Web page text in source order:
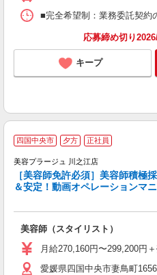
■完全希望制：業務委託契
応募締め切り
キープ
四国中央市 夕方 正社員
美容プラージュ 川之江店
［美容師免許必須］美容師積極
＆安定！動画オペレーションマ
美容師（スタイリスト）
月給270,160円〜299,200円
愛媛県四国中央市妻鳥町1656